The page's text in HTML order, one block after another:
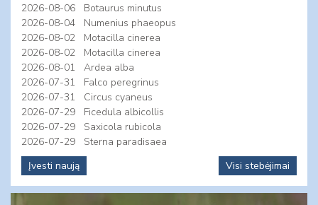
2026-08-06
Botaurus minutus
2026-08-04
Numenius phaeopus
2026-08-02
Motacilla cinerea
2026-08-02
Motacilla cinerea
2026-08-01
Ardea alba
2026-07-31
Falco peregrinus
2026-07-31
Circus cyaneus
2026-07-29
Ficedula albicollis
2026-07-29
Saxicola rubicola
2026-07-29
Sterna paradisaea
Įvesti naują
Visi stebėjimai